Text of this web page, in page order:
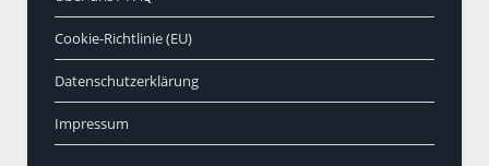
Cookie-Richtlinie (EU)
Datenschutzerklärung
Impressum